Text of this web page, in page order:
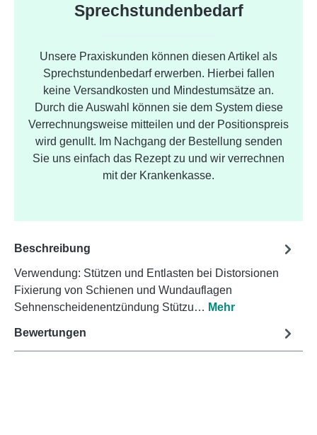
Sprechstundenbedarf
Unsere Praxiskunden können diesen Artikel als
Sprechstundenbedarf erwerben. Hierbei fallen
keine Versandkosten und Mindestumsätze an.
Durch die Auswahl können sie dem System diese
Verrechnungsweise mitteilen und der Positionspreis
wird genullt. Im Nachgang der Bestellung senden
Sie uns einfach das Rezept zu und wir verrechnen
mit der Krankenkasse.
Beschreibung
Verwendung: Stützen und Entlasten bei Distorsionen
Fixierung von Schienen und Wundauflagen
Sehnenscheidenentzündung Stützu… Mehr
Bewertungen